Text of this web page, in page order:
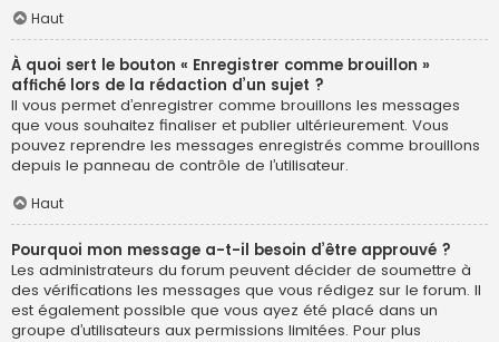
Haut
À quoi sert le bouton « Enregistrer comme brouillon »
affiché lors de la rédaction d’un sujet ?
Il vous permet d’enregistrer comme brouillons les messages
que vous souhaitez finaliser et publier ultérieurement. Vous
pouvez reprendre les messages enregistrés comme brouillons
depuis le panneau de contrôle de l’utilisateur.
Haut
Pourquoi mon message a-t-il besoin d’être approuvé ?
Les administrateurs du forum peuvent décider de soumettre à
des vérifications les messages que vous rédigez sur le forum. Il
est également possible que vous ayez été placé dans un
groupe d’utilisateurs aux permissions limitées. Pour plus